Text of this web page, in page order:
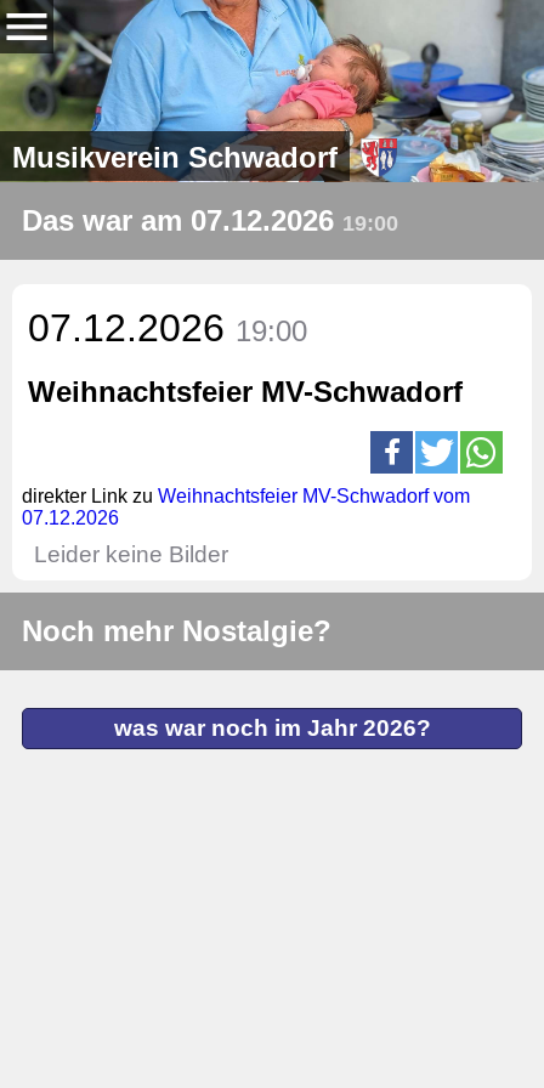
Musikverein Schwadorf
Das war am 07.12.2026 19:00
07.12.2026 19:00
Weihnachtsfeier MV-Schwadorf
direkter Link zu Weihnachtsfeier MV-Schwadorf vom
07.12.2026
Leider keine Bilder
Noch mehr Nostalgie?
was war noch im Jahr 2026?